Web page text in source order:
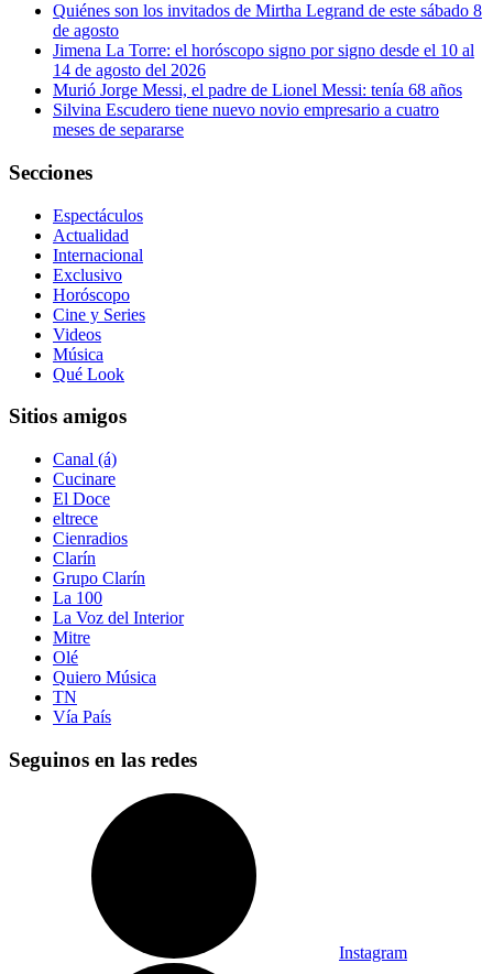
Quiénes son los invitados de Mirtha Legrand de este sábado 8
de agosto
Jimena La Torre: el horóscopo signo por signo desde el 10 al
14 de agosto del 2026
Murió Jorge Messi, el padre de Lionel Messi: tenía 68 años
Silvina Escudero tiene nuevo novio empresario a cuatro
meses de separarse
Secciones
Espectáculos
Actualidad
Internacional
Exclusivo
Horóscopo
Cine y Series
Videos
Música
Qué Look
Sitios amigos
Canal (á)
Cucinare
El Doce
eltrece
Cienradios
Clarín
Grupo Clarín
La 100
La Voz del Interior
Mitre
Olé
Quiero Música
TN
Vía País
Seguinos en las redes
Instagram